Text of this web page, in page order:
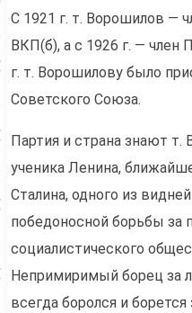
С 1921 г. т. Ворошилов —
ВКП(б), а с 1926 г. —
г. т. Ворошилову было
Советского Союза.
Партия и страна знают т.
ученика Ленина,
Сталина, одного из
победоносной борьбы за
социалистического
Непримиримый борец за
всегда боролся и